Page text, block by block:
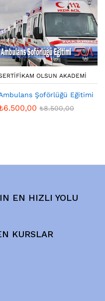
OLSUN AKADEMI
Şoförlüğü Eğitimi
6.500,00 ₺8.500,00
EN HIZLI YOLU
KURSLAR